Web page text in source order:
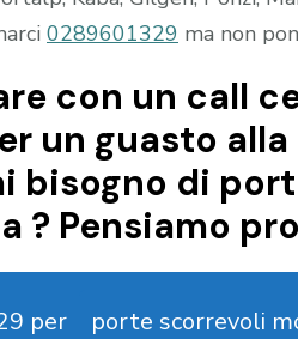
0289601329 ma non
con un call
un guasto
bisogno di
? Pensiamo
per porte scorrevoli